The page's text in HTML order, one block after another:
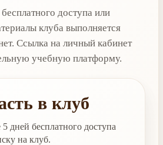
доступа или
клуба выполняется
Ссылка на личный кабинет
учебную платформу.
в клуб
дней бесплатного доступа
на клуб.